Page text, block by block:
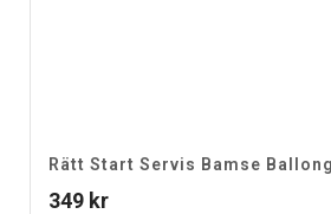
Rätt Start Servis Bamse Ballong
349 kr